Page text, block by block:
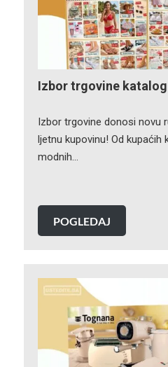
Izbor trgovine katalog
Izbor trgovine donosi novu
ljetnu kupovinu! Od kupaćih
modnih…
POGLEDAJ